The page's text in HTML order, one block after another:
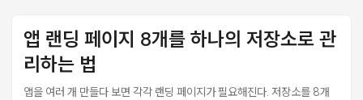
앱 랜딩 페이지 8개를 하나의 저장소로 관
리하는 법
앱을 여러 개 만들다 보면 각각 랜딩 페이지가 필요해진다. 저장소를 8개